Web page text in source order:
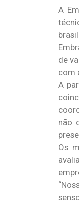
A
de
com
A
não
Os